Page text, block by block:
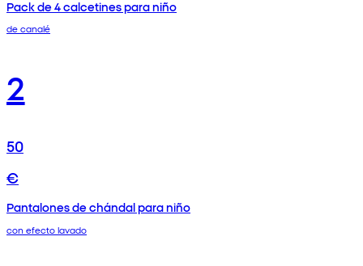
Pack de 4 calcetines para niño
de canalé
2
50
€
Pantalones de chándal para niño
con efecto lavado